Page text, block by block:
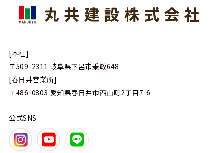
[本社]
〒509-2311 岐阜県下呂市乗政648
[春日井営業所]
〒486-0803 愛知県春日井市西山町2丁目7-6
公式SNS